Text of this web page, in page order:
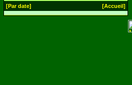
[Par date] [Accueil]